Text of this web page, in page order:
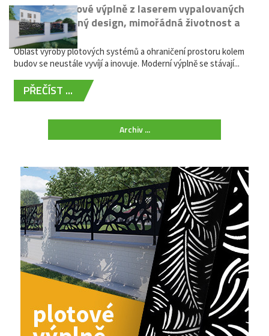
Moderní plotové výplně z laserem vypalovaných
kovů: výjimečný design, mimořádná životnost a
žádná údržba
Oblast výroby plotových systémů a ohraničení prostoru kolem
budov se neustále vyvíjí a inovuje. Moderní výplně se stávají...
PŘEČÍST ...
Archiv ...